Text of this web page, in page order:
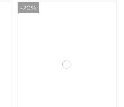
-20%